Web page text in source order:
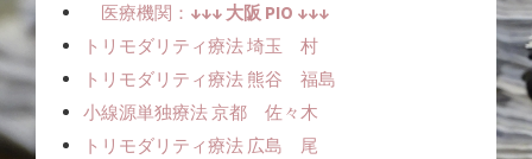
医療機関： ↓↓↓ 大阪 PIO ↓↓↓
トリモダリティ療法 埼玉 村
トリモダリティ療法 熊谷 福島
小線源単独療法ㅤ 京都 佐々木
トリモダリティ療法 広島 尾